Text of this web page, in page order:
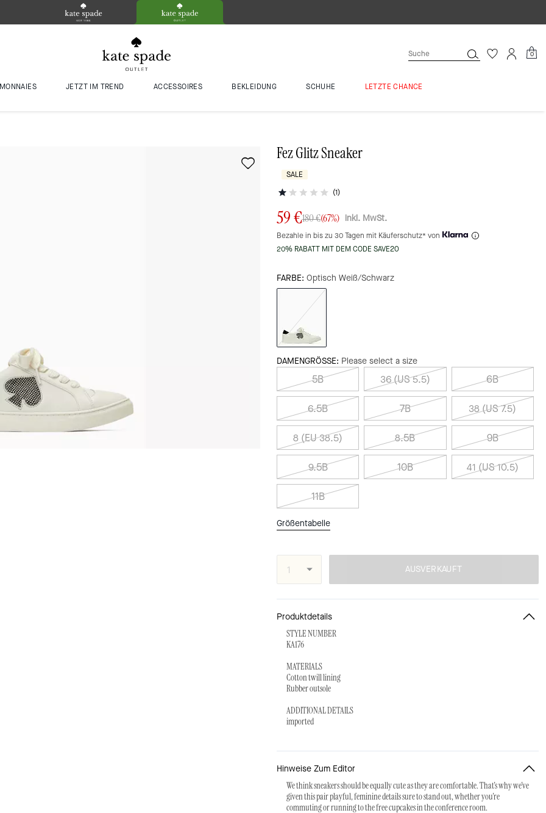
0
JETZT IM TREND ACCESSOIRES BEKLEIDUNG SCHUHE LETZTE CHANCE
Fez Glitz Sneaker
SALE
(1)
59 €180 €(67%) inkl. MwSt.
Bezahle in bis zu 30 Tagen mit Käuferschutz* von
20% RABATT MIT DEM CODE SAVE20
FARBE: Optisch Weiß/Schwarz
DAMENGRÖSSE: Please select a size
5B 36 (US 5.5) 6B
6.5B 7B 38 (US 7.5)
8 (EU 38.5) 8.5B 9B
9.5B 10B 41 (US 10.5)
11B
Größentabelle
AUSVERKAUFT
Produktdetails
STYLE NUMBER
KA176
MATERIALS
Cotton twill lining
Rubber outsole
ADDITIONAL DETAILS
imported
Hinweise Zum Editor
We think sneakers should be equally cute as they are comfortable. That's why we've
given this pair playful, feminine details sure to stand out, whether you're
commuting or running to the free cupcakes in the conference room.